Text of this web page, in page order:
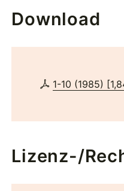
Download
1-10 (1985) [
Lizenz-/